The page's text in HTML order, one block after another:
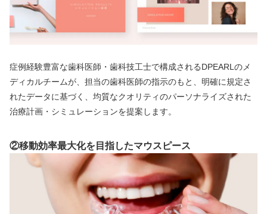
症例経験豊富な歯科医師・歯科技工士で構成されるDPEARLのメ
ディカルチームが、担当の歯科医師の指示のもと、明確に規定さ
れたデータに基づく、均質なクオリティのパーソナライズされた
治療計画・シミュレーションを提案します。
②移動効率最大化を目指したマウスピース